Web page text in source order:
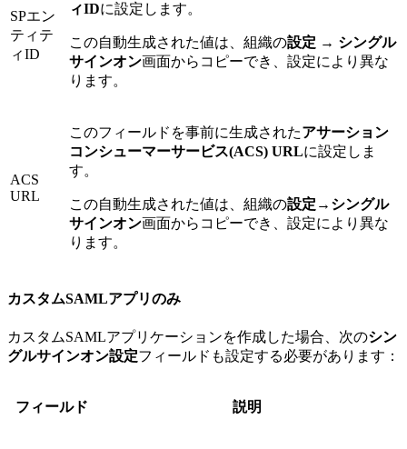
SPエン
ティテ
ィID
ィIDに設定します。
この自動生成された値は、組織の設定 → シングル
サインオン画面からコピーでき、設定により異な
ります。
ACS
URL
このフィールドを事前に生成されたアサーション
コンシューマーサービス(ACS) URLに設定しま
す。
この自動生成された値は、組織の設定 → シングル
サインオン画面からコピーでき、設定により異な
ります。
カスタムSAMLアプリのみ
カスタムSAMLアプリケーションを作成した場合、次のシン
グルサインオン設定フィールドも設定する必要があります：
フィールド 説明